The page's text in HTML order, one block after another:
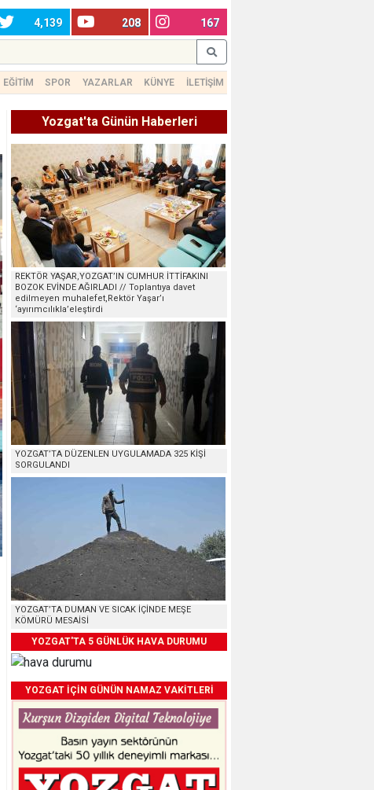
4,139 208 167
EĞİTİM SPOR YAZARLAR KÜNYE İLETİŞİM
Yozgat'ta Günün Haberleri
REKTÖR YAŞAR,YOZGAT’IN CUMHUR İTTİFAKINI
BOZOK EVİNDE AĞIRLADI // Toplantıya davet
edilmeyen muhalefet,Rektör Yaşar’ı
‘ayırımcılıkla’eleştirdi
YOZGAT’TA DÜZENLEN UYGULAMADA 325 KİŞİ
SORGULANDI
YOZGAT’TA DUMAN VE SICAK İÇİNDE MEŞE
KÖMÜRÜ MESAİSİ
YOZGAT'TA 5 GÜNLÜK HAVA DURUMU
YOZGAT İÇİN GÜNÜN NAMAZ VAKİTLERİ